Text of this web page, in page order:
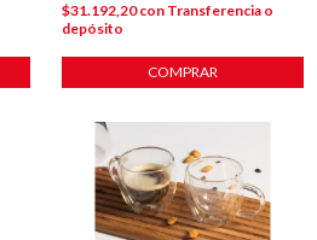
$31.192,20con Transferencia o
depósito
COMPRAR